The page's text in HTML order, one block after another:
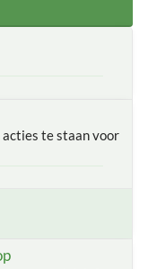
te staan voor